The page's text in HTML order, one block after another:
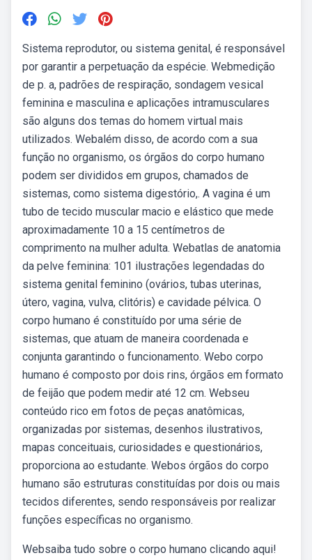
Sistema reprodutor, ou sistema genital, é responsável
por garantir a perpetuação da espécie. Webmedição
de p. a, padrões de respiração, sondagem vesical
feminina e masculina e aplicações intramusculares
são alguns dos temas do homem virtual mais
utilizados. Webalém disso, de acordo com a sua
função no organismo, os órgãos do corpo humano
podem ser divididos em grupos, chamados de
sistemas, como sistema digestório,. A vagina é um
tubo de tecido muscular macio e elástico que mede
aproximadamente 10 a 15 centímetros de
comprimento na mulher adulta. Webatlas de anatomia
da pelve feminina: 101 ilustrações legendadas do
sistema genital feminino (ovários, tubas uterinas,
útero, vagina, vulva, clitóris) e cavidade pélvica. O
corpo humano é constituído por uma série de
sistemas, que atuam de maneira coordenada e
conjunta garantindo o funcionamento. Webo corpo
humano é composto por dois rins, órgãos em formato
de feijão que podem medir até 12 cm. Webseu
conteúdo rico em fotos de peças anatômicas,
organizadas por sistemas, desenhos ilustrativos,
mapas conceituais, curiosidades e questionários,
proporciona ao estudante. Webos órgãos do corpo
humano são estruturas constituídas por dois ou mais
tecidos diferentes, sendo responsáveis por realizar
funções específicas no organismo.
Websaiba tudo sobre o corpo humano clicando aqui!